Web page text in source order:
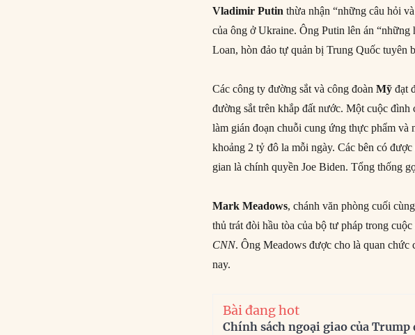
Vladimir Putin thừa nhận “những câu hỏi
của ông ở Ukraine. Ông Putin lên án
Loan, hòn đảo tự quản bị Trung Quốc tuyên
Các công ty đường sắt và công đoànMỹ đạt
đường sắt trên khắp đất nước. Một cuộc đình
làm gián đoạn chuỗi cung ứng thực phẩm và
khoảng 2 tỷ đô la mỗi ngày. Các bên có
gian là chính quyền Joe Biden. Tổng thống
Mark Meadows, chánh văn phòng cuối
thủ trát đòi hầu tòa của bộ tư pháp trong
CNN. Ông Meadows được cho là quan chức
nay.
Bài đang hot
Chính sách ngoại giao của Trump